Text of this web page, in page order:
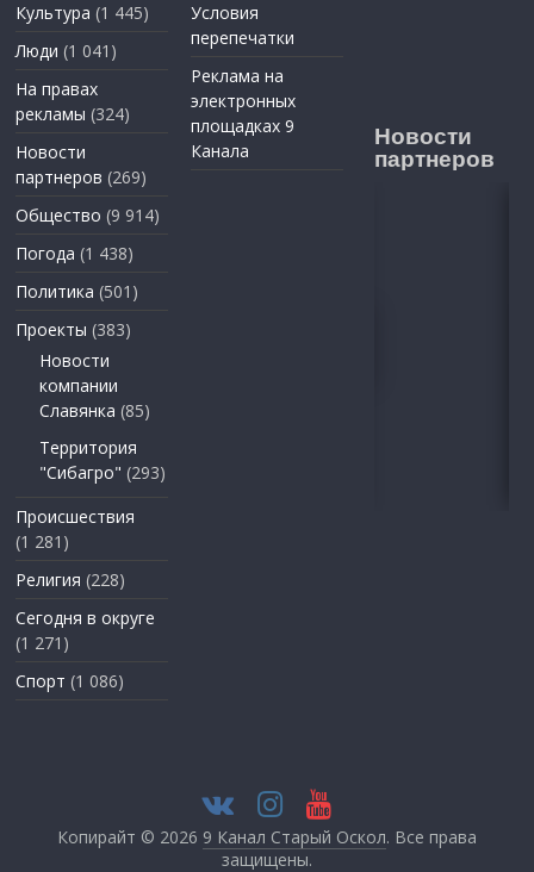
Культура (1 445)
Люди (1 041)
На правах
рекламы (324)
Новости
партнеров (269)
Общество (9 914)
Погода (1 438)
Политика (501)
Проекты (383)
Новости
компании
Славянка (85)
Территория
"Сибагро" (293)
Происшествия
(1 281)
Религия (228)
Сегодня в округе
(1 271)
Спорт (1 086)
Условия
перепечатки
Реклама на
электронных
площадках 9
Канала
Новости
партнеров
Копирайт © 2026 9 Канал Старый Оскол. Все права
защищены.